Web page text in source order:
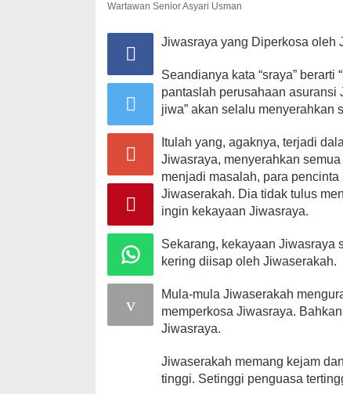
Wartawan Senior Asyari Usman
Jiwasraya yang Diperkosa oleh
Seandianya kata “sraya” berarti
pantaslah perusahaan asuransi
jiwa” akan selalu menyerahkan
Itulah yang, agaknya, terjadi
Jiwasraya, menyerahkan
menjadi masalah, para
Jiwaserakah. Dia tidak tulus
ingin kekayaan Jiwasraya.
Sekarang, kekayaan Jiwasraya
kering diisap oleh Jiwaserakah.
Mula-mula Jiwaserakah
memperkosa Jiwasraya.
Jiwasraya.
Jiwaserakah memang kejam
tinggi. Setinggi penguasa